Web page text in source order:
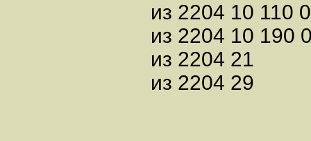
из 2204 10 110 0
из 2204 10 190
из 2204 21
из 2204 29